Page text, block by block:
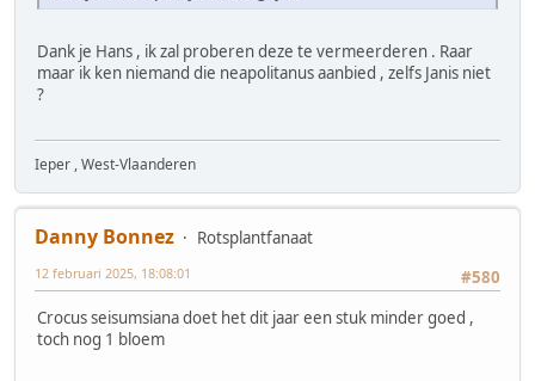
Dank je Hans , ik zal proberen deze te vermeerderen . Raar
maar ik ken niemand die neapolitanus aanbied , zelfs Janis niet
?
Ieper , West-Vlaanderen
Danny Bonnez
Rotsplantfanaat
#580
12 februari 2025, 18:08:01
Crocus seisumsiana doet het dit jaar een stuk minder goed ,
toch nog 1 bloem